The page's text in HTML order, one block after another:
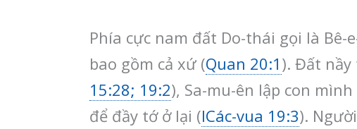
Phía cực nam đất Do-thái gọi là Bê-
bao gồm cả xứ (Quan 20:1 ). Đất nầy
15:28; 19:2), Sa-mu-ên lập con
để đầy tớ ở lại (ICác-vua 19:3).